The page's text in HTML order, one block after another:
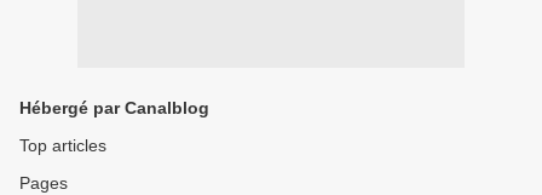
Hébergé par Canalblog
Top articles
Pages